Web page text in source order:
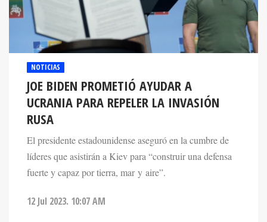
NOTICIAS
JOE BIDEN PROMETIÓ AYUDAR A
UCRANIA PARA REPELER LA INVASIÓN
RUSA
El presidente estadounidense aseguró en la cumbre de
líderes que asistirán a Kiev para “construir una defensa
fuerte y capaz por tierra, mar y aire”.